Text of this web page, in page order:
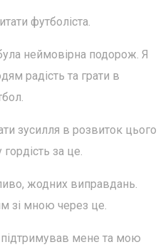
футболіста.
неймовірна подорож. Я
радість та грати в
зусилля в розвиток цього
за це.
жодних виправдань.
зі мною через це.
мене та мою